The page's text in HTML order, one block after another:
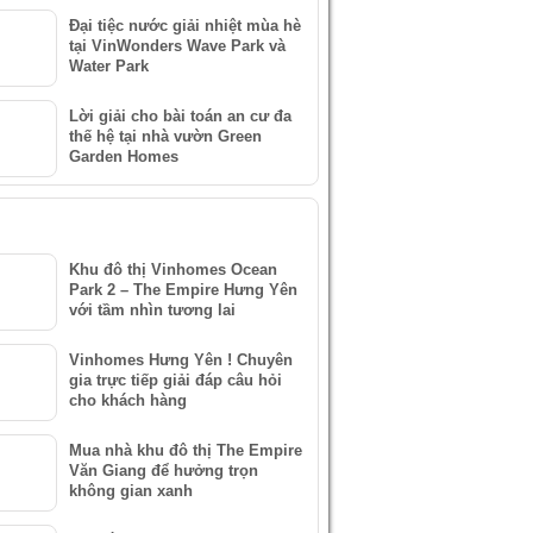
Đại tiệc nước giải nhiệt mùa hè
tại VinWonders Wave Park và
Water Park
Lời giải cho bài toán an cư đa
thế hệ tại nhà vườn Green
Garden Homes
Khu đô thị Vinhomes Ocean
Park 2 – The Empire Hưng Yên
với tầm nhìn tương lai
Vinhomes Hưng Yên ! Chuyên
gia trực tiếp giải đáp câu hỏi
cho khách hàng
Mua nhà khu đô thị The Empire
Văn Giang để hưởng trọn
không gian xanh